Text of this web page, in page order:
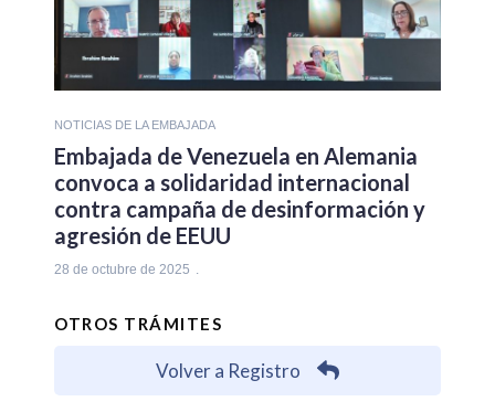
NOTICIAS DE LA EMBAJADA
Embajada de Venezuela en Alemania
convoca a solidaridad internacional
contra campaña de desinformación y
agresión de EEUU
28 de octubre de 2025
OTROS TRÁMITES
Volver a Registro